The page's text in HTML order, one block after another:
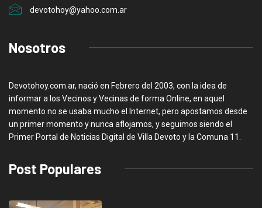
devotohoy@yahoo.com.ar
Nosotros
Devotohoy.com.ar, nació en Febrero del 2003, con la idea de
informar a los Vecinos y Vecinas de forma Online, en aquel
momento no se usaba mucho el Internet, pero apostamos desde
un primer momento y nunca aflojamos, y seguimos siendo el
Primer Portal de Noticias Digital de Villa Devoto y la Comuna 11.
Post Populares